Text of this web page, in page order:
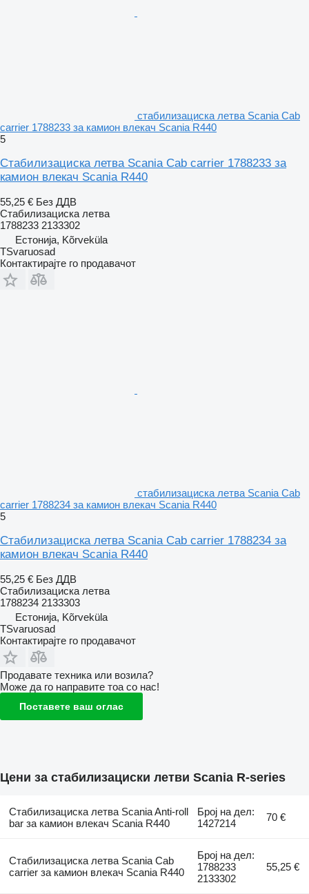
стабилизациска летва Scania Cab
carrier 1788233 за камион влекач Scania R440
5
Стабилизациска летва Scania Cab carrier 1788233 за
камион влекач Scania R440
55,25 € Без ДДВ
Стабилизациска летва
1788233 2133302
Естонија, Kõrveküla
TSvaruosad
Контактирајте го продавачот
стабилизациска летва Scania Cab
carrier 1788234 за камион влекач Scania R440
5
Стабилизациска летва Scania Cab carrier 1788234 за
камион влекач Scania R440
55,25 € Без ДДВ
Стабилизациска летва
1788234 2133303
Естонија, Kõrveküla
TSvaruosad
Контактирајте го продавачот
Продавате техника или возила?
Може да го направите тоа со нас!
Поставете ваш оглас
Цени за стабилизациски летви Scania R-series
Стабилизациска летва Scania Anti-roll
bar за камион влекач Scania R440
Број на дел:
1427214
70 €
Стабилизациска летва Scania Cab
carrier за камион влекач Scania R440
Број на дел:
1788233
2133302
55,25 €